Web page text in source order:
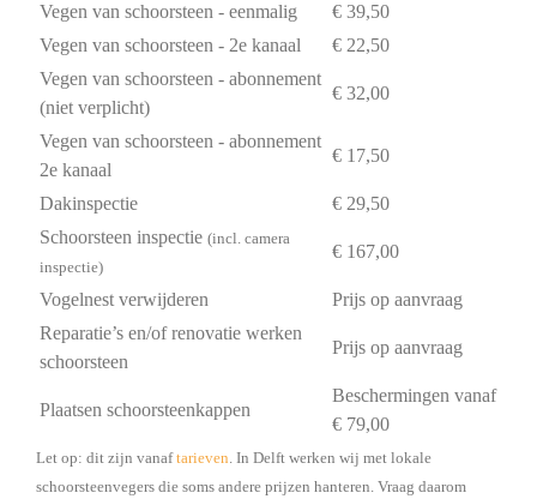
Vegen van schoorsteen - eenmalig
€ 39,50
Vegen van schoorsteen - 2e kanaal
€ 22,50
Vegen van schoorsteen - abonnement
(niet verplicht)
€ 32,00
Vegen van schoorsteen - abonnement
2e kanaal
€ 17,50
Dakinspectie
€ 29,50
Schoorsteen inspectie (incl. camera
inspectie)
€ 167,00
Vogelnest verwijderen
Prijs op aanvraag
Reparatie’s en/of renovatie werken
schoorsteen
Prijs op aanvraag
Plaatsen schoorsteenkappen
Beschermingen vanaf
€ 79,00
Let op: dit zijn vanaftarieven. In Delft werken wij met lokale
schoorsteenvegers die soms andere prijzen hanteren. Vraag daarom